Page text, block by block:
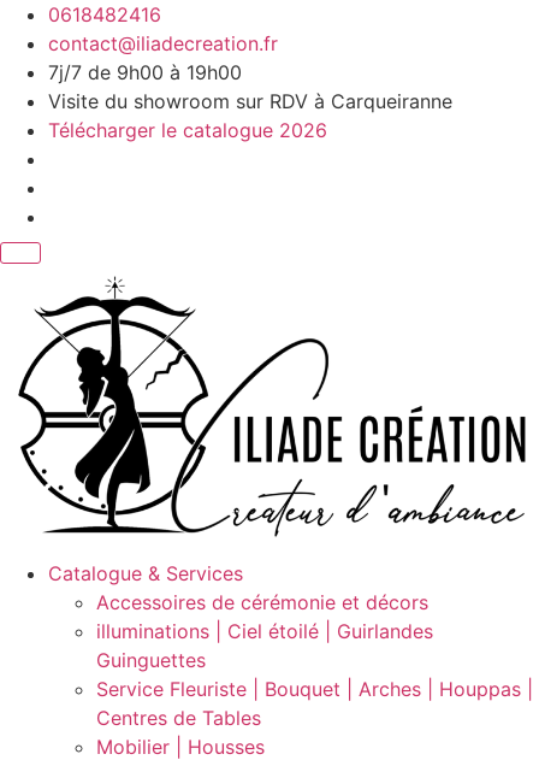
Aller
contenu
0618482416
contact@iliadecreation.fr
7j/7 de 9h00 à 19h00
Visite du showroom sur RDV à Carqueiranne
Télécharger le catalogue 2026
Catalogue & Services
Accessoires de cérémonie et décors
illuminations | Ciel étoilé | Guirlandes
Guinguettes
Service Fleuriste | Bouquet | Arches | Houppas |
Centres de Tables
Mobilier | Housses